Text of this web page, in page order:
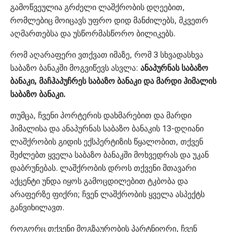
გამოწვეულია გრძელი ლაშქრობის დღეებით,
რომლებიც მოიცავს უფრო დიდ მანძილებს, მკვეთრ
აღმართებსა და უსწორმასწორო ბილიკებს.
რომ აღარაფერი ვთქვათ იმაზე, რომ 3 სხვადასხვა
საბაზო ბანაკში მოგვიწევს ასვლა: ანაპურნას საბაზო
ბანაკი, მაჩჰაპუჩრეს საბაზო ბანაკი და მარდი ჰიმალის
საბაზო ბანაკი.
თუმცა, ჩვენი პორტერის დახმარებით და მარდი
ჰიმალისა და ანაპურნას საბაზო ბანაკის 13-დღიანი
ლაშქრობის გიდის ექსპერტიზის წყალობით, თქვენ
შეძლებთ ყველა საბაზო ბანაკში მოხვედრას და უკან
დაბრუნებას. ლაშქრობის დროს თქვენი მთავარი
აქცენტი უნდა იყოს გამოცდილებით ტკბობა და
არაფერზე ფიქრი; ჩვენ ლაშქრობის ყველა ასპექტს
განვიხილავთ.
როგორც თქვენი მოგზაურობის პარტნიორი, ჩვენ